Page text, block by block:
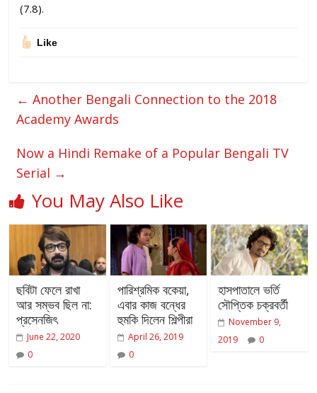
(7.8).
Like
← Another Bengali Connection to the 2018
Academy Awards
Now a Hindi Remake of a Popular Bengali TV
Serial →
You May Also Like
ছবিটা ফেলে রাখা
আর সম্ভব ছিল না:
প্রসেনজিৎ
June 22, 2020
0
পারিশ্রমিক বকেয়া,
এবার কাজ বন্ধের
হুমকি দিলেন শিল্পীরা
April 26, 2019
0
হাসপাতালে ভর্তি
সৌপ্তিক চক্রবর্তী
November 9,
2019
0